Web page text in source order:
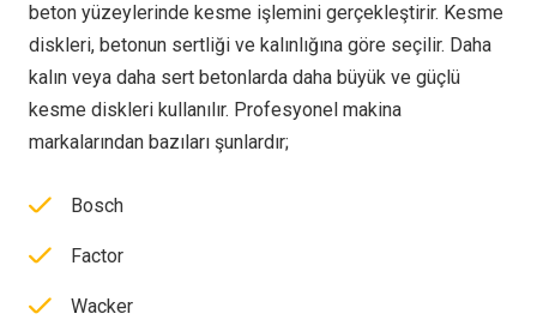
beton yüzeylerinde kesme işlemini gerçekleştirir. Kesme
diskleri, betonun sertliği ve kalınlığına göre seçilir. Daha
kalın veya daha sert betonlarda daha büyük ve güçlü
kesme diskleri kullanılır. Profesyonel makina
markalarından bazıları şunlardır;
Bosch
Factor
Wacker